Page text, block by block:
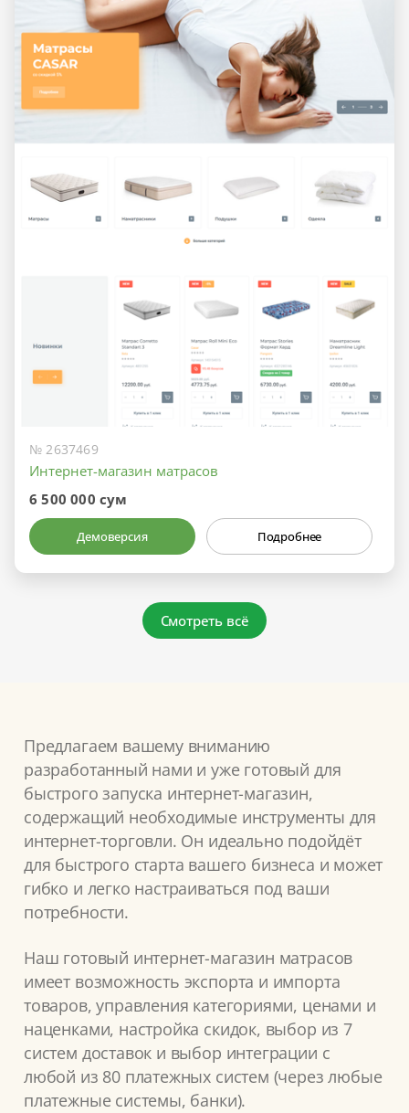
№ 2637469
Интернет-магазин матрасов
6 500 000 сум
Демоверсия Подробнее
Смотреть всё
Предлагаем вашему вниманию
разработанный нами и уже готовый для
быстрого запуска интернет-магазин,
содержащий необходимые инструменты для
интернет-торговли. Он идеально подойдёт
для быстрого старта вашего бизнеса и может
гибко и легко настраиваться под ваши
потребности.
Наш готовый интернет-магазин матрасов
имеет возможность экспорта и импорта
товаров, управления категориями, ценами и
наценками, настройка скидок, выбор из 7
систем доставок и выбор интеграции с
любой из 80 платежных систем (через любые
платежные системы, банки).